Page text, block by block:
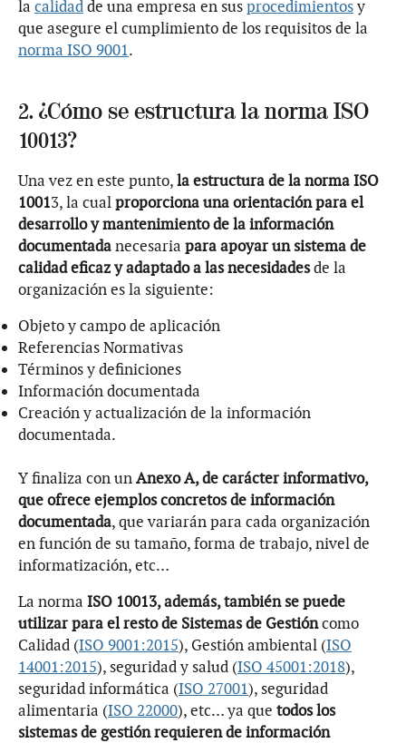
la calidadde una empresa en susprocedimientosy
que asegure el cumplimiento de los requisitos de la
norma ISO 9001.
2. ¿Cómo se estructura la norma ISO
10013?
Una vez en este punto,la estructura de la norma ISO
10013, la cualproporciona una orientación para el
desarrollo y mantenimiento de la información
documentadanecesaria para apoyar un sistema de
calidad eficaz y adaptado a las necesidadesde la
organización es la siguiente:
Objeto y campo de aplicación
Referencias Normativas
Términos y definiciones
Información documentada
Creación y actualización de la información
documentada.
Y finaliza con unAnexo A, de carácter informativo,
que ofrece ejemplos concretos de información
documentada, que variarán para cada organización
en función de su tamaño, forma de trabajo, nivel de
informatización, etc…
La norma ISO 10013, además, también se puede
utilizar para el resto de Sistemas de Gestióncomo
Calidad (ISO 9001:2015), Gestión ambiental (ISO
14001:2015), seguridad y salud (ISO 45001:2018),
seguridad informática (ISO 27001), seguridad
alimentaria (ISO 22000), etc… ya que todos los
sistemas de gestión requieren de información